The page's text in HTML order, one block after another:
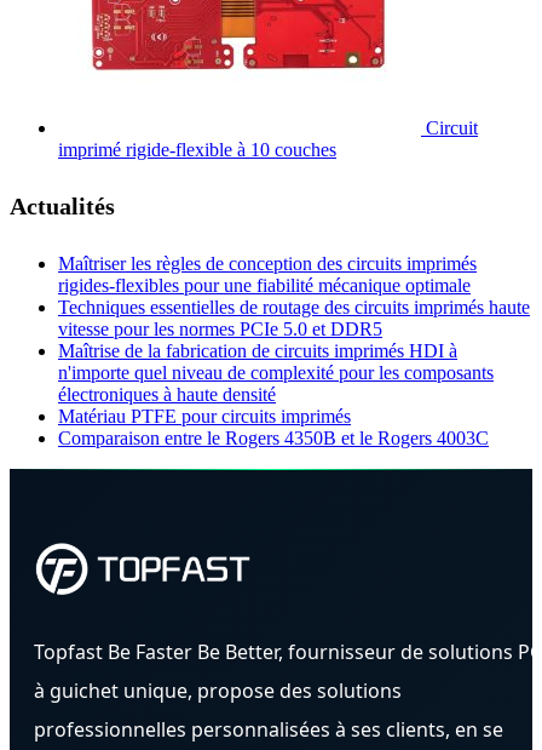
Circuit
imprimé rigide-flexible à 10 couches
Actualités
Maîtriser les règles de conception des circuits imprimés
rigides-flexibles pour une fiabilité mécanique optimale
Techniques essentielles de routage des circuits imprimés haute
vitesse pour les normes PCIe 5.0 et DDR5
Maîtrise de la fabrication de circuits imprimés HDI à
n'importe quel niveau de complexité pour les composants
électroniques à haute densité
Matériau PTFE pour circuits imprimés
Comparaison entre le Rogers 4350B et le Rogers 4003C
Topfast Be Faster Be Better, fournisseur de solutions
à guichet unique, propose des solutions
professionnelles personnalisées à ses clients, en se